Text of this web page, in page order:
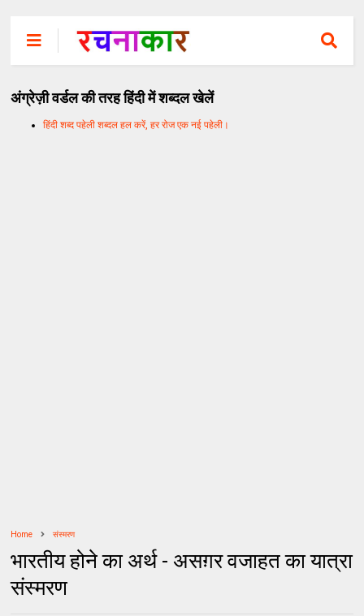
अंग्रेज़ी वर्डल की तरह हिंदी में शब्दल खेलें
हिंदी शब्द पहेली शब्दल हल करें, हर रोज एक नई पहेली।
Home संस्मरण
भारतीय होने का अर्थ - असग़र वजाहत का यात्रा
संस्मरण